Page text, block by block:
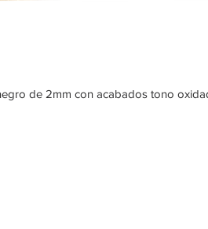
de 2mm con acabados tono